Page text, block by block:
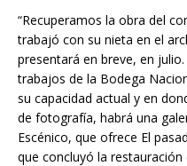
“Recuperamos la obra del
trabajó con su nieta en el
presentará en breve, en
trabajos de la Bodega
su capacidad actual y en
de fotografía, habrá una
Escénico, que ofrece El
que concluyó la